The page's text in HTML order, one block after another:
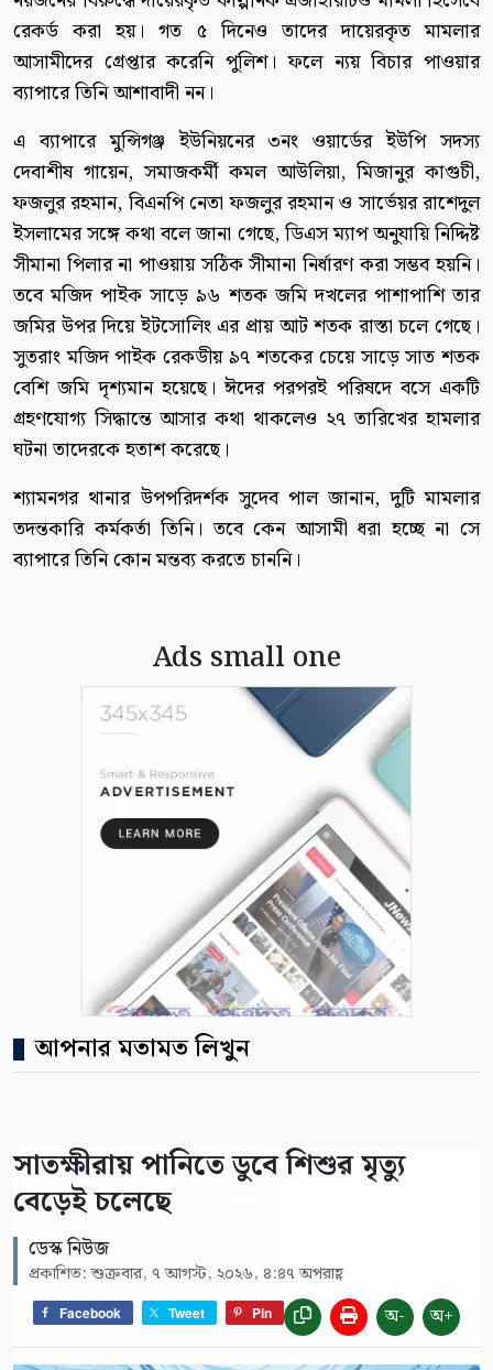
রেকর্ড করা হয়। গত ৫ দিনেও তাদের দায়েরকৃত মামলার
আসামীদের গ্রেপ্তার করেনি পুলিশ। ফলে ন্যয় বিচার পাওয়ার
ব্যাপারে তিনি আশাবাদী নন।
এ ব্যাপারে মুন্সিগঞ্জ ইউনিয়নের ৩নং ওয়ার্ডের ইউপি সদস্য
দেবাশীষ গায়েন, সমাজকর্মী কমল আউলিয়া, মিজানুর কাগুচী,
ফজলুর রহমান, বিএনপি নেতা ফজলুর রহমান ও সার্ভেয়র রাশেদুল
ইসলামের সঙ্গে কথা বলে জানা গেছে, ডিএস ম্যাপ অনুযায়ি নিদ্দিষ্ট
সীমানা পিলার না পাওয়ায় সঠিক সীমানা নির্ধারণ করা সম্ভব হয়নি।
তবে মজিদ পাইক সাড়ে ৯৬ শতক জমি দখলের পাশাপাশি তার
জমির উপর দিয়ে ইটসোলিং এর প্রায় আট শতক রাস্তা চলে গেছে।
সুতরাং মজিদ পাইক রেকডীয় ৯৭ শতকের চেয়ে সাড়ে সাত শতক
বেশি জমি দৃশ্যমান হয়েছে। ঈদের পরপরই পরিষদে বসে একটি
গ্রহণযোগ্য সিদ্ধান্তে আসার কথা থাকলেও ২৭ তারিখের হামলার
ঘটনা তাদেরকে হতাশ করেছে।
শ্যামনগর থানার উপপরিদর্শক সুদেব পাল জানান, দুটি মামলার
তদন্তকারি কর্মকর্তা তিনি। তবে কেন আসামী ধরা হচ্ছে না সে
ব্যাপারে তিনি কোন মন্তব্য করতে চাননি।
Ads small one
আপনার মতামত লিখুন
সাতক্ষীরায় পানিতে ডুবে শিশুর মৃত্যু
বেড়েই চলেছে
ডেস্ক নিউজ
প্রকাশিত: শুক্রবার, ৭ আগস্ট, ২০২৬, ৪:৪৭ অপরাহ্ণ
Facebook Tweet Pin অ- অ+